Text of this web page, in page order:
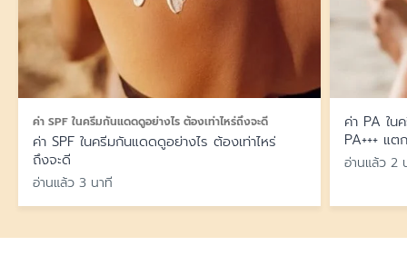
ค่า SPF ในครีมกันแดดดูอย่างไร ต้องเท่าไหร่ถึงจะดี
ค่า SPF ในครีมกันแดดดูอย่างไร ต้องเท่าไหร่
ถึงจะดี
อ่านแล้ว 3 นาที
ค่า PA ใน
PA+++ แ
อ่านแล้ว 2